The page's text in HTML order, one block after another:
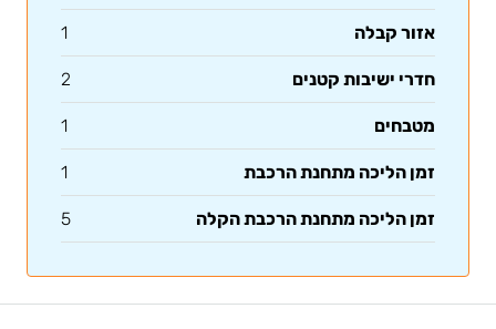
אזור קבלה 1
חדרי ישיבות קטנים 2
מטבחים 1
זמן הליכה מתחנת הרכבת 1
זמן הליכה מתחנת הרכבת הקלה 5